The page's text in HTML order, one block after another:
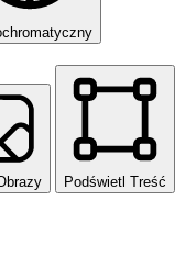
Podświetl Treść